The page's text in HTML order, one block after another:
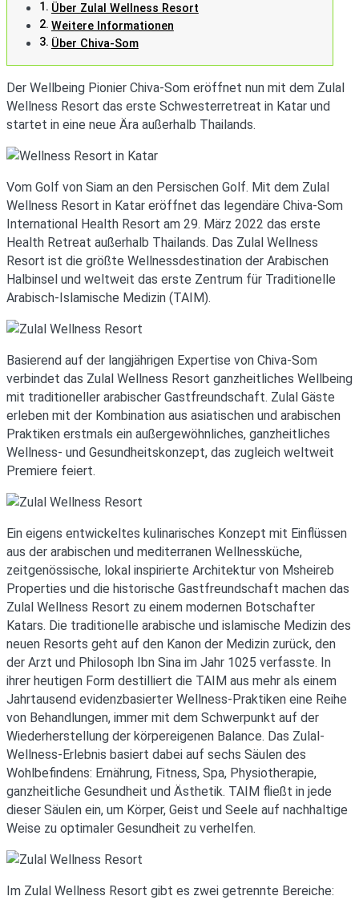
Über Zulal Wellness Resort
Weitere Informationen
Über Chiva-Som
Der Wellbeing Pionier Chiva-Som eröffnet nun mit dem Zulal
Wellness Resort das erste Schwesterretreat in Katar und
startet in eine neue Ära außerhalb Thailands.
Vom Golf von Siam an den Persischen Golf. Mit dem Zulal
Wellness Resort in Katar eröffnet das legendäre Chiva-Som
International Health Resort am 29. März 2022 das erste
Health Retreat außerhalb Thailands. Das Zulal Wellness
Resort ist die größte Wellnessdestination der Arabischen
Halbinsel und weltweit das erste Zentrum für Traditionelle
Arabisch-Islamische Medizin (TAIM).
Basierend auf der langjährigen Expertise von Chiva-Som
verbindet das Zulal Wellness Resort ganzheitliches Wellbeing
mit traditioneller arabischer Gastfreundschaft. Zulal Gäste
erleben mit der Kombination aus asiatischen und arabischen
Praktiken erstmals ein außergewöhnliches, ganzheitliches
Wellness- und Gesundheitskonzept, das zugleich weltweit
Premiere feiert.
Ein eigens entwickeltes kulinarisches Konzept mit Einflüssen
aus der arabischen und mediterranen Wellnessküche,
zeitgenössische, lokal inspirierte Architektur von Msheireb
Properties und die historische Gastfreundschaft machen das
Zulal Wellness Resort zu einem modernen Botschafter
Katars. Die traditionelle arabische und islamische Medizin des
neuen Resorts geht auf den Kanon der Medizin zurück, den
der Arzt und Philosoph Ibn Sina im Jahr 1025 verfasste. In
ihrer heutigen Form destilliert die TAIM aus mehr als einem
Jahrtausend evidenzbasierter Wellness-Praktiken eine Reihe
von Behandlungen, immer mit dem Schwerpunkt auf der
Wiederherstellung der körpereigenen Balance. Das Zulal-
Wellness-Erlebnis basiert dabei auf sechs Säulen des
Wohlbefindens: Ernährung, Fitness, Spa, Physiotherapie,
ganzheitliche Gesundheit und Ästhetik. TAIM fließt in jede
dieser Säulen ein, um Körper, Geist und Seele auf nachhaltige
Weise zu optimaler Gesundheit zu verhelfen.
Im Zulal Wellness Resort gibt es zwei getrennte Bereiche: